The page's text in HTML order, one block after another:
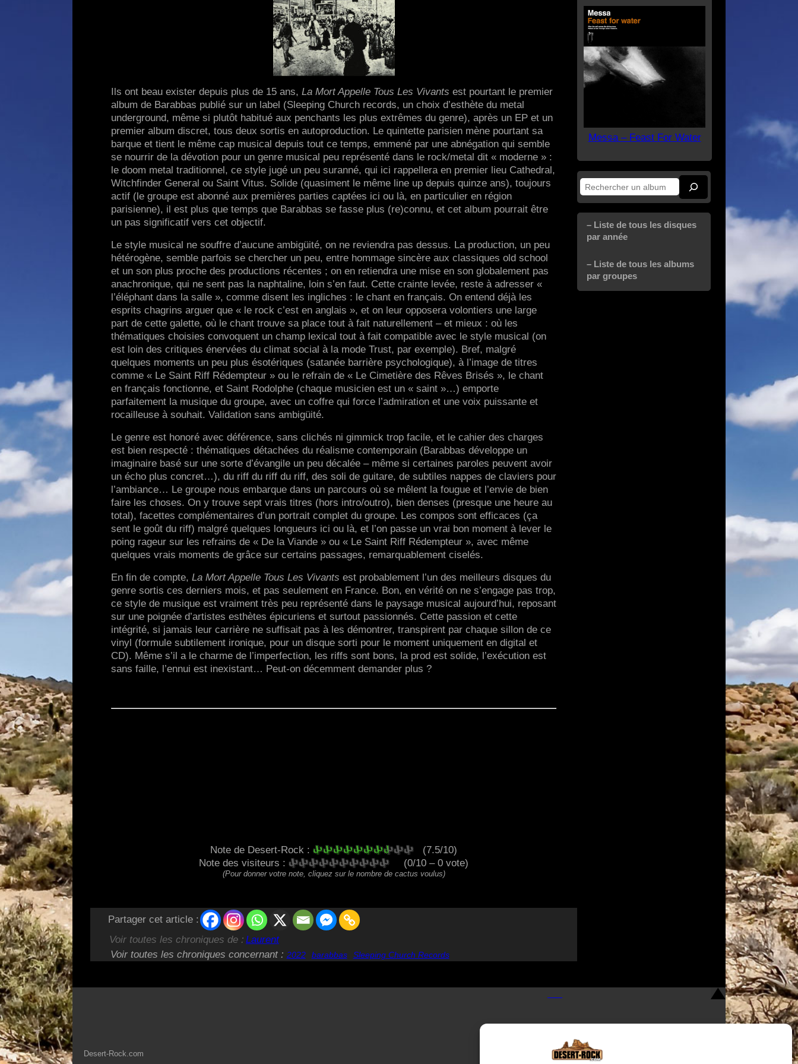
Ils ont beau exister depuis plus de 15 ans, La Mort Appelle Tous Les Vivants est pourtant le premier
album de Barabbas publié sur un label (Sleeping Church records, un choix d’esthète du metal
underground, même si plutôt habitué aux penchants les plus extrêmes du genre), après un EP et un
premier album discret, tous deux sortis en autoproduction. Le quintette parisien mène pourtant sa
barque et tient le même cap musical depuis tout ce temps, emmené par une abnégation qui semble
se nourrir de la dévotion pour un genre musical peu représenté dans le rock/metal dit « moderne » :
le doom metal traditionnel, ce style jugé un peu suranné, qui ici rappellera en premier lieu Cathedral,
Witchfinder General ou Saint Vitus. Solide (quasiment le même line up depuis quinze ans), toujours
actif (le groupe est abonné aux premières parties captées ici ou là, en particulier en région
parisienne), il est plus que temps que Barabbas se fasse plus (re)connu, et cet album pourrait être
un pas significatif vers cet objectif.
Le style musical ne souffre d’aucune ambigüité, on ne reviendra pas dessus. La production, un peu
hétérogène, semble parfois se chercher un peu, entre hommage sincère aux classiques old school
et un son plus proche des productions récentes ; on en retiendra une mise en son globalement pas
anachronique, qui ne sent pas la naphtaline, loin s’en faut. Cette crainte levée, reste à adresser «
l’éléphant dans la salle », comme disent les ingliches : le chant en français. On entend déjà les
esprits chagrins arguer que « le rock c’est en anglais », et on leur opposera volontiers une large
part de cette galette, où le chant trouve sa place tout à fait naturellement – et mieux : où les
thématiques choisies convoquent un champ lexical tout à fait compatible avec le style musical (on
est loin des critiques énervées du climat social à la mode Trust, par exemple). Bref, malgré
quelques moments un peu plus ésotériques (satanée barrière psychologique), à l’image de titres
comme « Le Saint Riff Rédempteur » ou le refrain de « Le Cimetière des Rêves Brisés », le chant
en français fonctionne, et Saint Rodolphe (chaque musicien est un « saint »…) emporte
parfaitement la musique du groupe, avec un coffre qui force l’admiration et une voix puissante et
rocailleuse à souhait. Validation sans ambigüité.
Le genre est honoré avec déférence, sans clichés ni gimmick trop facile, et le cahier des charges
est bien respecté : thématiques détachées du réalisme contemporain (Barabbas développe un
imaginaire basé sur une sorte d’évangile un peu décalée – même si certaines paroles peuvent avoir
un écho plus concret…), du riff du riff du riff, des soli de guitare, de subtiles nappes de claviers pour
l’ambiance… Le groupe nous embarque dans un parcours où se mêlent la fougue et l’envie de bien
faire les choses. On y trouve sept vrais titres (hors intro/outro), bien denses (presque une heure au
total), facettes complémentaires d’un portrait complet du groupe. Les compos sont efficaces (ça
sent le goût du riff) malgré quelques longueurs ici ou là, et l’on passe un vrai bon moment à lever le
poing rageur sur les refrains de « De la Viande » ou « Le Saint Riff Rédempteur », avec même
quelques vrais moments de grâce sur certains passages, remarquablement ciselés.
En fin de compte, La Mort Appelle Tous Les Vivants est probablement l’un des meilleurs disques du
genre sortis ces derniers mois, et pas seulement en France. Bon, en vérité on ne s’engage pas trop,
ce style de musique est vraiment très peu représenté dans le paysage musical aujourd’hui, reposant
sur une poignée d’artistes esthètes épicuriens et surtout passionnés. Cette passion et cette
intégrité, si jamais leur carrière ne suffisait pas à les démontrer, transpirent par chaque sillon de ce
vinyl (formule subtilement ironique, pour un disque sorti pour le moment uniquement en digital et
CD). Même s’il a le charme de l’imperfection, les riffs sont bons, la prod est solide, l’exécution est
sans faille, l’ennui est inexistant… Peut-on décemment demander plus ?
Note de Desert-Rock :
(7.5/10)
Note des visiteurs :
(0/10 – 0 vote)
(Pour donner votre note, cliquez sur le nombre de cactus voulus)
Partager cet article :
Voir toutes les chroniques de : Laurent
Voir toutes les chroniques concernant : 2022 barabbas Sleeping Church Records
Messa – Feast For Water
Rechercher
– Liste de tous les disques
par année
– Liste de tous les albums
par groupes
Desert-Rock.com